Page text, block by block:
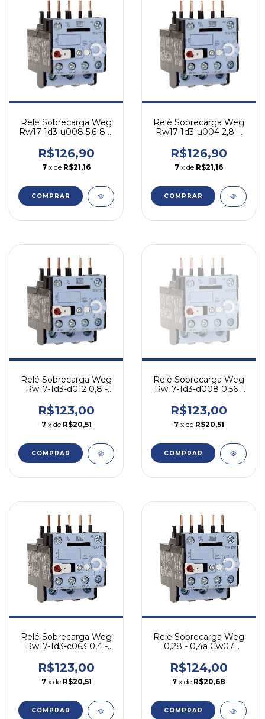
Relé Sobrecarga Weg
Rw17-1d3-u008 5,6-8 A
R$126,90
7 x de R$21,16
COMPRAR
Relé Sobrecarga Weg
Rw17-1d3-u004 2,8-4
R$126,90
7 x de R$21,16
COMPRAR
Relé Sobrecarga Weg
Rw17-1d3-d012 0,8 -
R$123,00
7 x de R$20,51
COMPRAR
Relé Sobrecarga Weg
Rw17-1d3-d008 0,56 -
R$123,00
7 x de R$20,51
COMPRAR
Relé Sobrecarga Weg
Rw17-1d3-c063 0,4 -
R$123,00
7 x de R$20,51
COMPRAR
Rele Sobrecarga Weg
0,28 - 0,4a Cw07
d004
R$124,00
7 x de R$20,68
COMPRAR